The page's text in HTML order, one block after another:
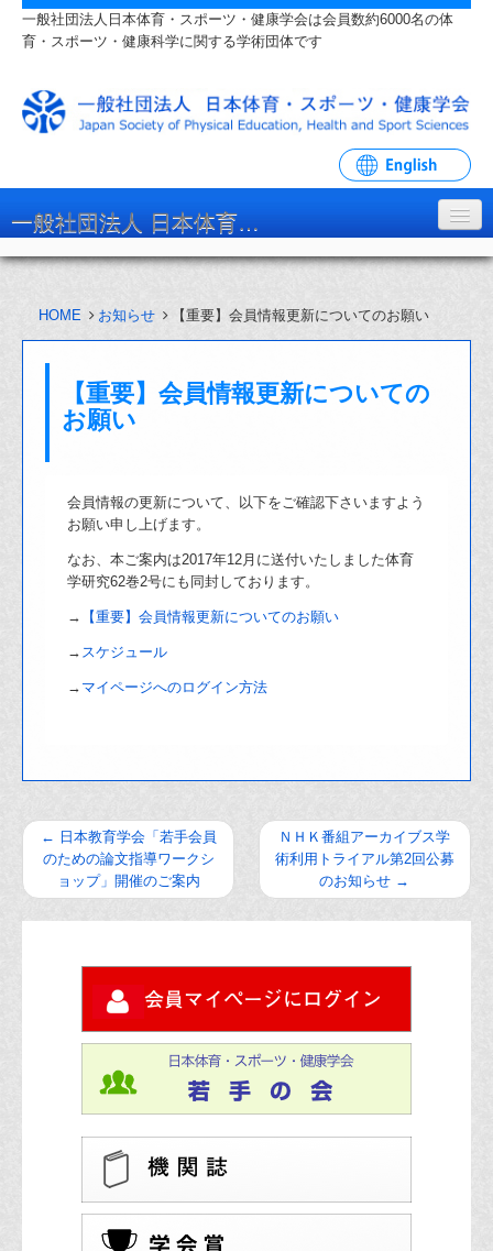
一般社団法人日本体育・スポーツ・健康学会は会員数約6000名の体
育・スポーツ・健康科学に関する学術団体です
一般社団法人 日本体育・スポーツ・健康学会
入会・各種手続
学会大会・研究会
リンク・関連団体
HOME お知らせ 【重要】会員情報更新についてのお願い
【重要】会員情報更新についての
お願い
会員情報の更新について、以下をご確認下さいますよう
お願い申し上げます。
なお、本ご案内は2017年12月に送付いたしました体育
学研究62巻2号にも同封しております。
→ 【重要】会員情報更新についてのお願い
→ スケジュール
→ マイページへのログイン方法
← 日本教育学会「若手会員
のための論文指導ワークシ
ョップ」開催のご案内
ＮＨＫ番組アーカイブス学
術利用トライアル第2回公募
のお知らせ →